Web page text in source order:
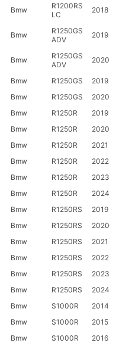
Bmw
R1200RS
LC
2018
Bmw
R1250GS
ADV
2019
Bmw
R1250GS
ADV
2020
Bmw R1250GS 2019
Bmw
R1250GS 2020
Bmw
R1250R 2019
Bmw
R1250R 2020
Bmw
R1250R 2021
Bmw
R1250R 2022
Bmw
R1250R 2023
Bmw
R1250R 2024
Bmw
R1250RS 2019
Bmw
R1250RS 2020
Bmw
R1250RS 2021
Bmw
R1250RS 2022
Bmw
R1250RS 2023
Bmw
R1250RS 2024
Bmw
S1000R 2014
Bmw
S1000R 2015
Bmw
S1000R 2016